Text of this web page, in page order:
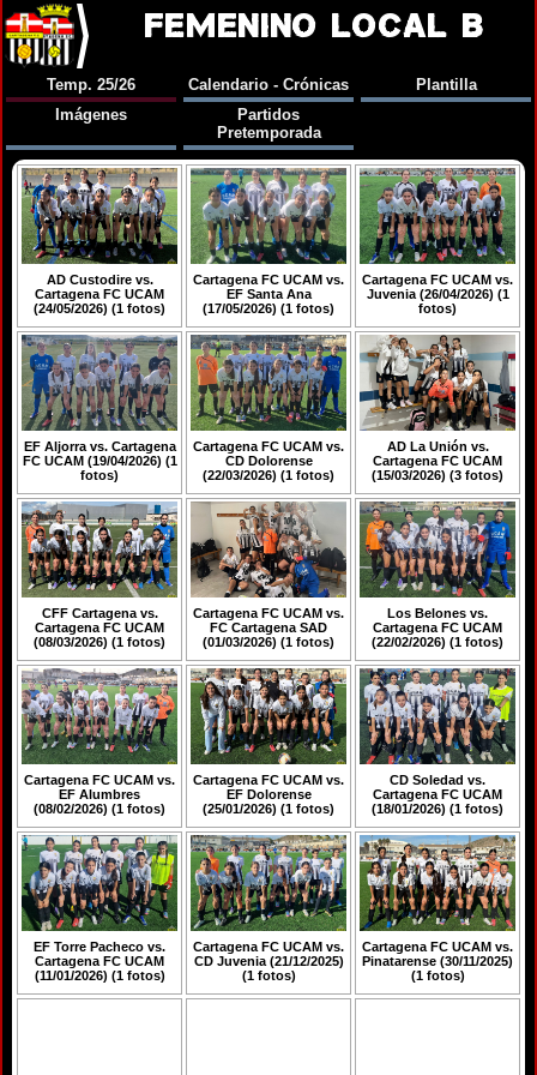
FEMENINO LOCAL B
Temp. 25/26 Calendario - Crónicas
Plantilla
Imágenes
Partidos
Pretemporada
AD Custodire vs.
Cartagena FC UCAM
(24/05/2026) (1 fotos)
Cartagena FC UCAM vs.
EF Santa Ana
(17/05/2026) (1 fotos)
Cartagena FC UCAM vs.
Juvenia (26/04/2026) (1
fotos)
EF Aljorra vs. Cartagena
FC UCAM (19/04/2026) (1
fotos)
Cartagena FC UCAM vs.
CD Dolorense
(22/03/2026) (1 fotos)
AD La Unión vs.
Cartagena FC UCAM
(15/03/2026) (3 fotos)
CFF Cartagena vs.
Cartagena FC UCAM
(08/03/2026) (1 fotos)
Cartagena FC UCAM vs.
FC Cartagena SAD
(01/03/2026) (1 fotos)
Los Belones vs.
Cartagena FC UCAM
(22/02/2026) (1 fotos)
Cartagena FC UCAM vs.
EF Alumbres
(08/02/2026) (1 fotos)
Cartagena FC UCAM vs.
EF Dolorense
(25/01/2026) (1 fotos)
CD Soledad vs.
Cartagena FC UCAM
(18/01/2026) (1 fotos)
EF Torre Pacheco vs.
Cartagena FC UCAM
(11/01/2026) (1 fotos)
Cartagena FC UCAM vs.
CD Juvenia (21/12/2025)
(1 fotos)
Cartagena FC UCAM vs.
Pinatarense (30/11/2025)
(1 fotos)